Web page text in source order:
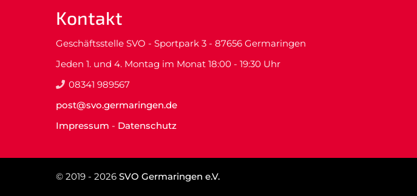
Kontakt
Geschäftsstelle SVO - Sportpark 3 - 87656 Germaringen
Jeden 1. und 4. Montag im Monat 18:00 - 19:30 Uhr
08341 989567
post@svo.germaringen.de
Impressum - Datenschutz
© 2019 - 2026 SVO Germaringen e.V.